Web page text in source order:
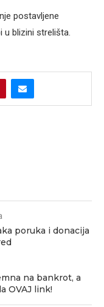
postavljene
u blizini strelišta.
poruka i donacija
na bankrot, a
OVAJ link!